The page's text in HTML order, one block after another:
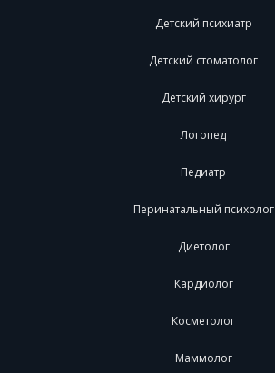
Детский психиатр
Детский стоматолог
Детский хирург
Логопед
Педиатр
Перинатальный психолог
Диетолог
Кардиолог
Косметолог
Маммолог